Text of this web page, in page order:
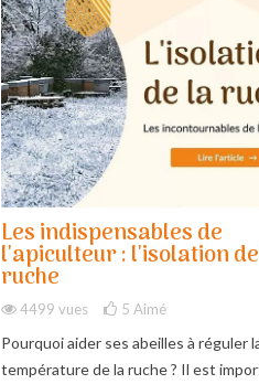
Les indispensables de
l'apiculteur : l'isolation
ruche
4499 vues 5 Aimé
Pourquoi aider ses abeilles à réguler
température de la ruche ? Il est